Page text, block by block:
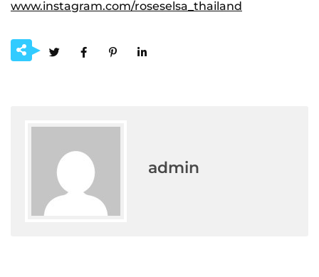
www.instagram.com/roseselsa_thailand
admin